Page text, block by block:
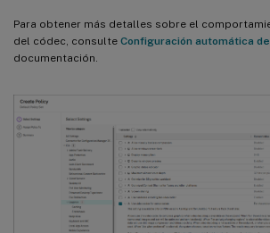
Para obtener más detalles sobre el
del códec, consulte Configuración automática
documentación.